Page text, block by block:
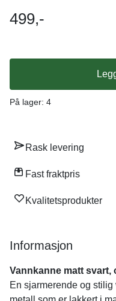
499,-
På lager: 4
Rask levering
Fast fraktpris
Kvalitetsprodukter
Informasjon
Vannkanne matt svart,
En sjarmerende og